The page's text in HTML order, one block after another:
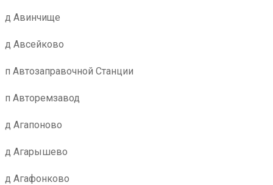
д Авинчище
д Авсейково
п Автозаправочной Станции
п Авторемзавод
д Агапоново
д Агарышево
д Агафонково